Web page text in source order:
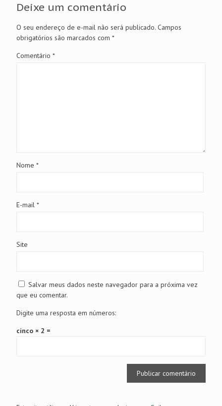
Deixe um comentário
O seu endereço de e-mail não será publicado. Campos
obrigatórios são marcados com *
Comentário *
Nome *
E-mail *
Site
Salvar meus dados neste navegador para a próxima vez
que eu comentar.
Digite uma resposta em números:
cinco × 2 =